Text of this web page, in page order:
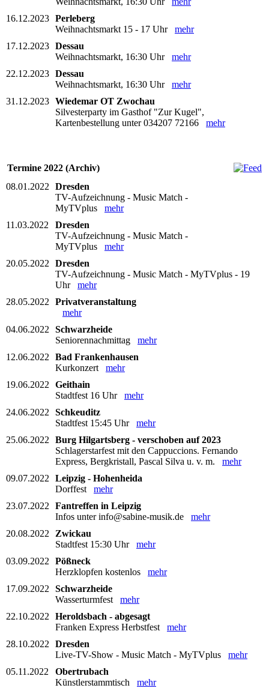
16.12.2023 Perleberg
Weihnachtsmarkt 15 - 17 Uhr mehr
17.12.2023 Dessau
Weihnachtsmarkt, 16:30 Uhr mehr
22.12.2023 Dessau
Weihnachtsmarkt, 16:30 Uhr mehr
31.12.2023 Wiedemar OT Zwochau
Silvesterparty im Gasthof "Zur Kugel",
Kartenbestellung unter 034207 72166 mehr
Termine 2022 (Archiv)
08.01.2022
Dresden
TV-Aufzeichnung - Music Match -
MyTVplus mehr
11.03.2022
Dresden
TV-Aufzeichnung - Music Match -
MyTVplus mehr
20.05.2022
Dresden
TV-Aufzeichnung - Music Match - MyTVplus - 19
Uhr mehr
28.05.2022
Privatveranstaltung
mehr
04.06.2022
Schwarzheide
Seniorennachmittag mehr
12.06.2022
Bad Frankenhausen
Kurkonzert mehr
19.06.2022
Geithain
Stadtfest 16 Uhr mehr
24.06.2022
Schkeuditz
Stadtfest 15:45 Uhr mehr
25.06.2022
Burg Hilgartsberg - verschoben auf 2023
Schlagerstarfest mit den Cappuccions. Fernando
Express, Bergkristall, Pascal Silva u. v. m. mehr
09.07.2022
Leipzig - Hohenheida
Dorffest mehr
23.07.2022
Fantreffen in Leipzig
Infos unter info@sabine-musik.de mehr
20.08.2022
Zwickau
Stadtfest 15:30 Uhr mehr
03.09.2022
Pößneck
Herzklopfen kostenlos mehr
17.09.2022
Schwarzheide
Wasserturmfest mehr
22.10.2022
Heroldsbach - abgesagt
Franken Express Herbstfest mehr
28.10.2022
Dresden
Live-TV-Show - Music Match - MyTVplus mehr
05.11.2022
Obertrubach
Künstlerstammtisch mehr